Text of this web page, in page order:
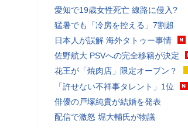
愛知で19歳女性死亡 線路に侵入?
猛暑でも「冷房を控える」7割超
日本人が誤解 海外タトゥー事情
佐野航大 PSVへの完全移籍が決定
花王が「焼肉店」限定オープン？
「許せない不祥事タレント」1位
俳優の戸塚純貴が結婚を発表
配信で激怒 堀大輔氏が物議